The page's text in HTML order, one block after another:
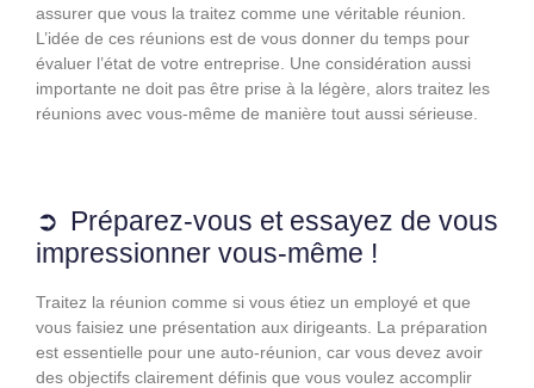
assurer que vous la traitez comme une véritable réunion.
L’idée de ces réunions est de vous donner du temps pour
évaluer l’état de votre entreprise. Une considération aussi
importante ne doit pas être prise à la légère, alors traitez les
réunions avec vous-même de manière tout aussi sérieuse.
Préparez-vous et essayez de vous
impressionner vous-même !
Traitez la réunion comme si vous étiez un employé et que
vous faisiez une présentation aux dirigeants. La préparation
est essentielle pour une auto-réunion, car vous devez avoir
des objectifs clairement définis que vous voulez accomplir